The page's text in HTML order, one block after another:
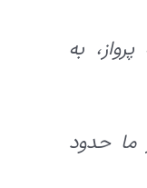
به
ما حدود